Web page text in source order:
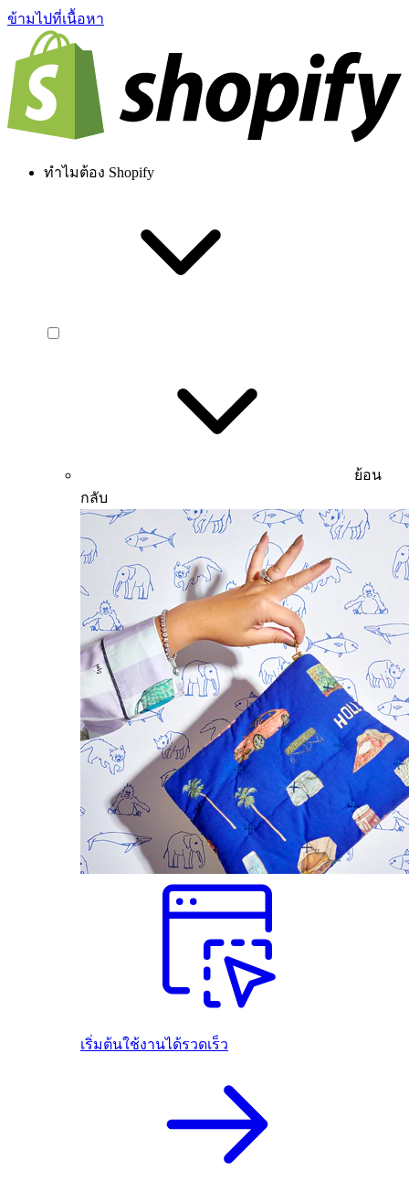
ข้ามไปที่เนื้อหา
ทำไมต้อง Shopify
ย้อน
กลับ
เริ่มต้นใช้งานได้รวดเร็ว